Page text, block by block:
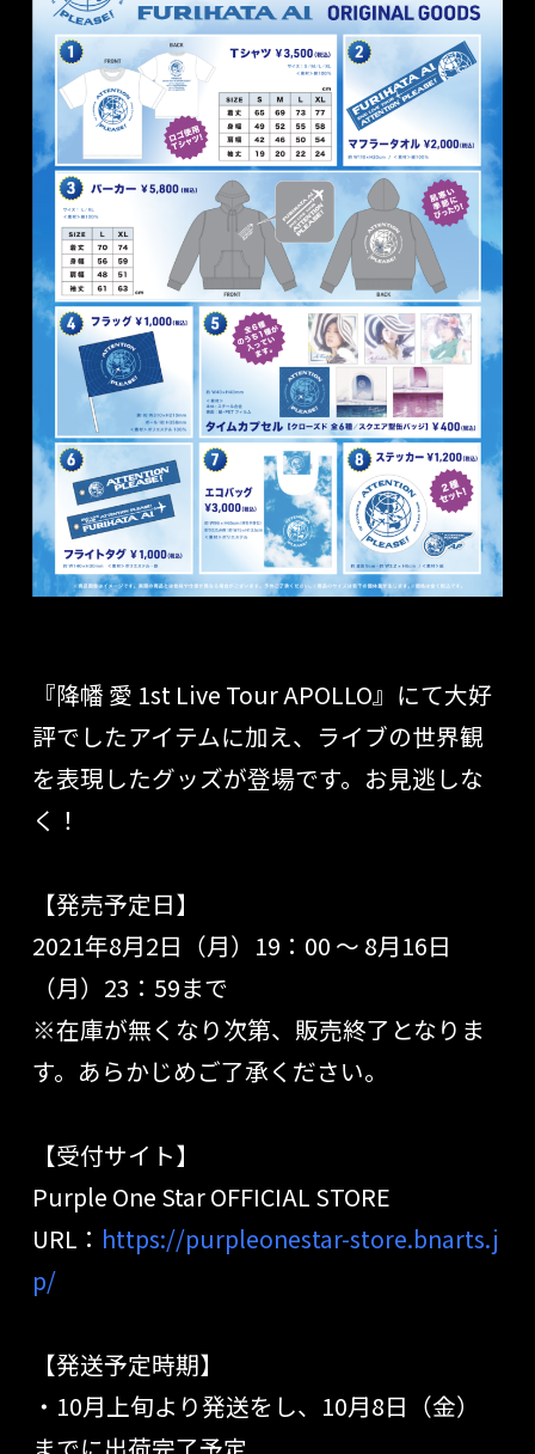
『降幡 愛 1st Live Tour APOLLO』にて大好
評でしたアイテムに加え、 ライブの世界観
を表現したグッズが登場です。 お見逃しな
く！
【発売予定日】
2021年8月2日（月）19：00 ～ 8月16日
（月）23：59まで
※在庫が無くなり次第、販売終了となりま
す。あらかじめご了承ください。
【受付サイト】
Purple One Star OFFICIAL STORE
URL： https://purpleonestar-store.bnarts.j
p/
【発送予定時期】
・10月上旬より発送をし、10月8日（金）